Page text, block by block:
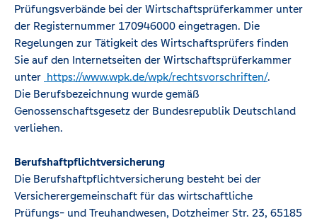
Prüfungsverbände bei der Wirtschaftsprüferkammer unter
der Registernummer 170946000 eingetragen. Die
Regelungen zur Tätigkeit des Wirtschaftsprüfers finden
Sie auf den Internetseiten der Wirtschaftsprüferkammer
unter https://www.wpk.de/wpk/rechtsvorschriften/.
Die Berufsbezeichnung wurde gemäß
Genossenschaftsgesetz der Bundesrepublik Deutschland
verliehen.
Berufshaftpflichtversicherung
Die Berufshaftpflichtversicherung besteht bei der
Versicherergemeinschaft für das wirtschaftliche
Prüfungs- und Treuhandwesen, Dotzheimer Str. 23, 65185